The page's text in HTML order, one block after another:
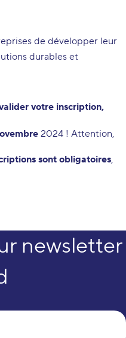
de développer leur
durables et
votre inscription,
2024 ! Attention,
sont obligatoires,
newsletter